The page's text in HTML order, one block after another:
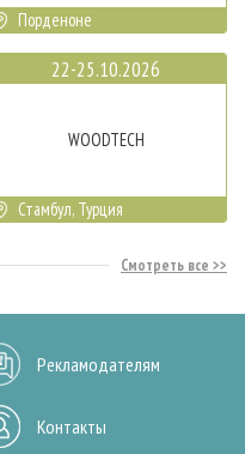
Порденоне
22-25.10.2026
WOODTECH
Стамбул, Турция
Смотреть все
Рекламодателям
Контакты